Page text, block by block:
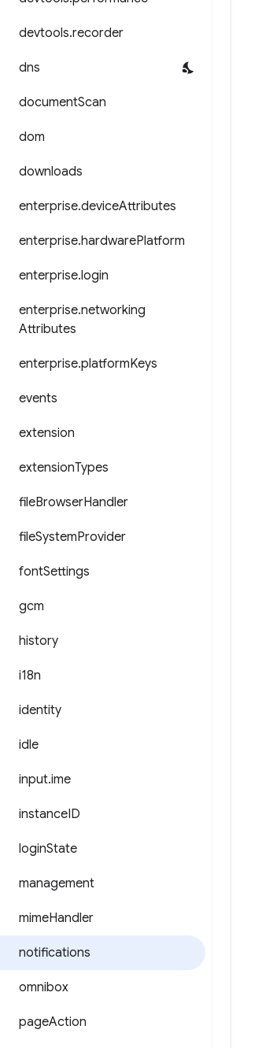
devtools.recorder
dns
documentScan
dom
downloads
enterprise.deviceAttributes
enterprise.hardwarePlatform
enterprise.login
enterprise.networking
Attributes
enterprise.platformKeys
events
extension
extensionTypes
fileBrowserHandler
fileSystemProvider
fontSettings
gcm
history
i18n
identity
idle
input.ime
instanceID
loginState
management
mimeHandler
notifications
omnibox
pageAction